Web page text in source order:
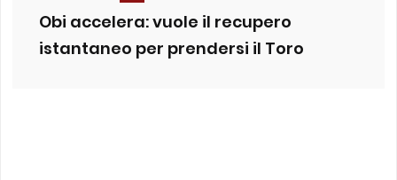
Obi accelera: vuole il recupero
istantaneo per prendersi il Toro